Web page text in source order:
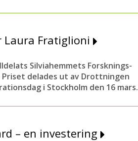
Laura Fratiglioni
Silviahemmets Forsknings-
delades ut av Drottningen
i Stockholm den 16 mars.
– en investering